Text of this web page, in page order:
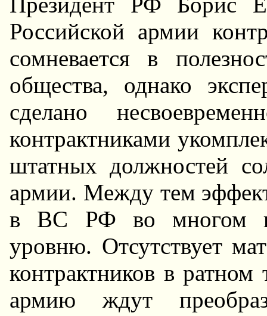
Российской армии
сомневается в
общества, однако
сделано
контрактниками
штатных должностей
армии. Между тем
в ВС РФ во многом не
уровню. Отсутствует
контрактников в
армию ждут